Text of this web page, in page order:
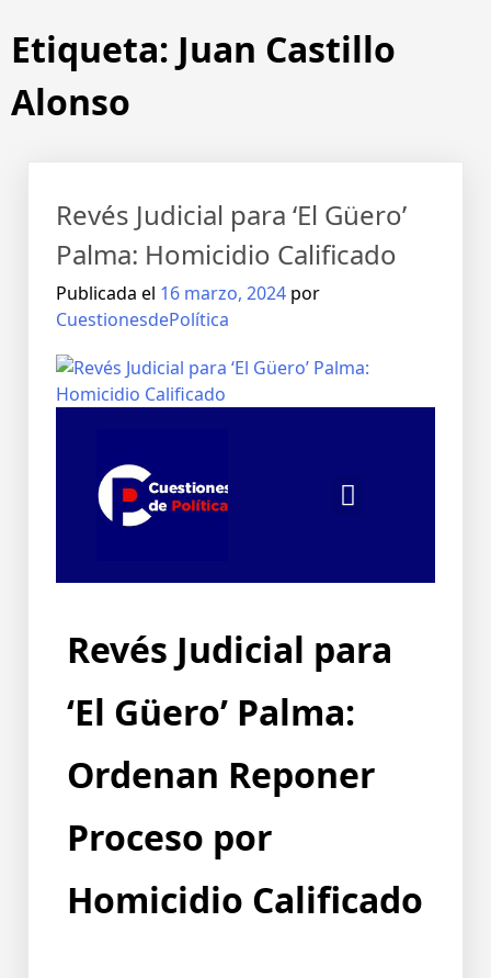
Etiqueta: Juan Castillo
Alonso
Revés Judicial para ‘El Güero’
Palma: Homicidio Calificado
Publicada el 16 marzo, 2024 por
CuestionesdePolítica
Revés Judicial para
‘El Güero’ Palma:
Ordenan Reponer
Proceso por
Homicidio Calificado